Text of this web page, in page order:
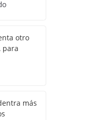
otro
para
más